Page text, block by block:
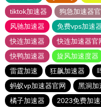
tiktok加速器
狗急加速器
风驰加速器
免费vps加速
快连加速器
快连加速器官
快鸭加速器
旋风加速度器
雷霆加速
狂飙加速器
蚂蚁vp加速器官网
黑洞加
橘子加速器
2023免费加